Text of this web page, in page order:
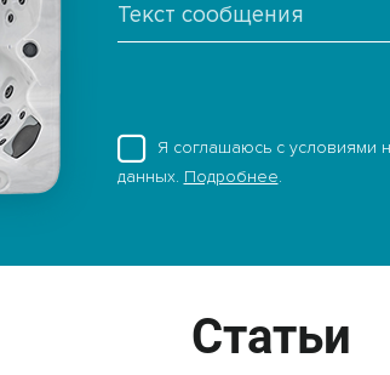
Я соглашаюсь с условиями
данных. Подробнее.
Статьи